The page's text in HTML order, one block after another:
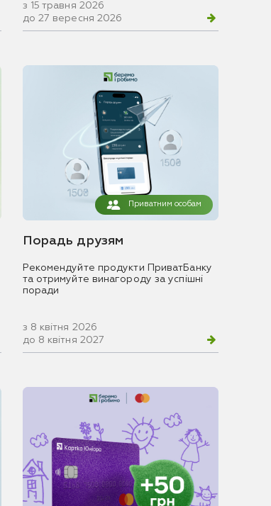
з 15 травня 2026
до 27 вересня 2026
Приватним особам
Порадь друзям
Рекомендуйте продукти ПриватБанку
та отримуйте винагороду за успішні
поради
з 8 квітня 2026
до 8 квітня 2027